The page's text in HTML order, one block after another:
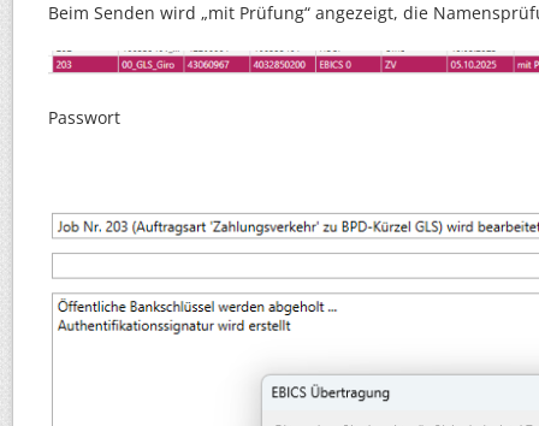
Beim Senden wird „mit Prüfung“ angezeigt, die
Passwort